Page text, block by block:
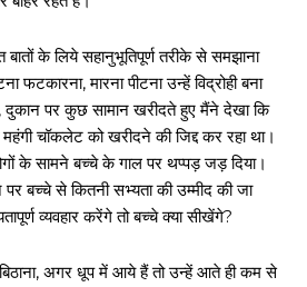
के लिये सहानुभूतिपूर्ण तरीके से समझाना
फटकारना, मारना पीटना उन्हें विद्रोही बना
दुकान पर कुछ सामान खरीदते हुए मैंने देखा कि
चॉकलेट को खरीदने की जिद्द कर रहा था।
के सामने बच्चे के गाल पर थप्पड़ जड़ दिया।
बच्चे से कितनी सभ्यता की उम्मीद की जा
व्यवहार करेंगे तो बच्चे क्या सीखेंगे?
अगर धूप में आये हैं तो उन्हें आते ही कम से